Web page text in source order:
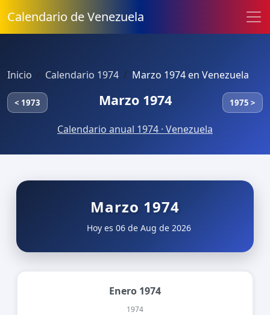
Calendario de Venezuela
Inicio Calendario 1974 Marzo 1974 en Venezuela
< 1973 Marzo 1974 1975 >
Calendario anual 1974 · Venezuela
Marzo 1974
Hoy es 06 de Aug de 2026
Enero 1974
1974